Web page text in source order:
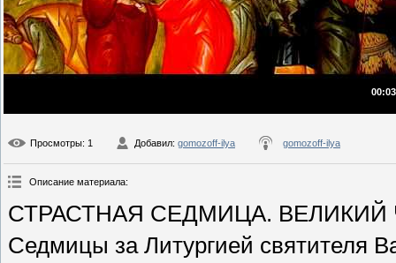
Просмотры: 1 Добавил: gomozoff-ilya gomozoff-ilya
Описание материала:
СТРАСТНАЯ СЕДМИЦА. ВЕЛИКИЙ
Седмицы за Литургией святителя